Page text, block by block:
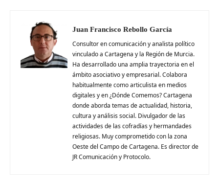
Juan Francisco Rebollo García
Consultor en comunicación y analista político
vinculado a Cartagena y la Región de Murcia.
Ha desarrollado una amplia trayectoria en el
ámbito asociativo y empresarial. Colabora
habitualmente como articulista en medios
digitales y en ¿Dónde Comemos? Cartagena
donde aborda temas de actualidad, historia,
cultura y análisis social. Divulgador de las
actividades de las cofradías y hermandades
religiosas. Muy comprometido con la zona
Oeste del Campo de Cartagena. Es director de
JR Comunicación y Protocolo.